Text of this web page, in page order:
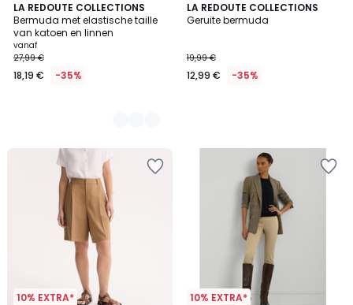
LA REDOUTE COLLECTIONS
Bermuda met elastische taille
van katoen en linnen
vanaf
27,99 €
18,19 € -35%
3
Kleuren
LA REDOUTE COLLECTIONS
Geruite bermuda
19,99 €
12,99 € -35%
10% EXTRA* 10% EXTRA*